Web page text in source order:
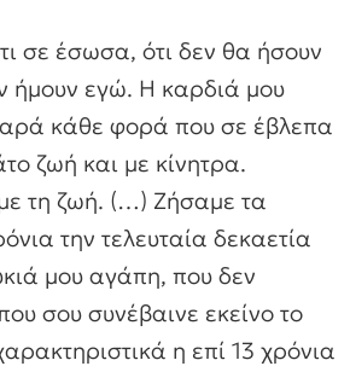
σε έσωσα, ότι δεν θα ήσουν
ήμουν εγώ. Η καρδιά μου
κάθε φορά που σε έβλεπα
ζωή και με κίνητρα.
τη ζωή. (…) Ζήσαμε τα
την τελευταία δεκαετία
μου αγάπη, που δεν
σου συνέβαινε εκείνο το
η επί 13 χρόνια